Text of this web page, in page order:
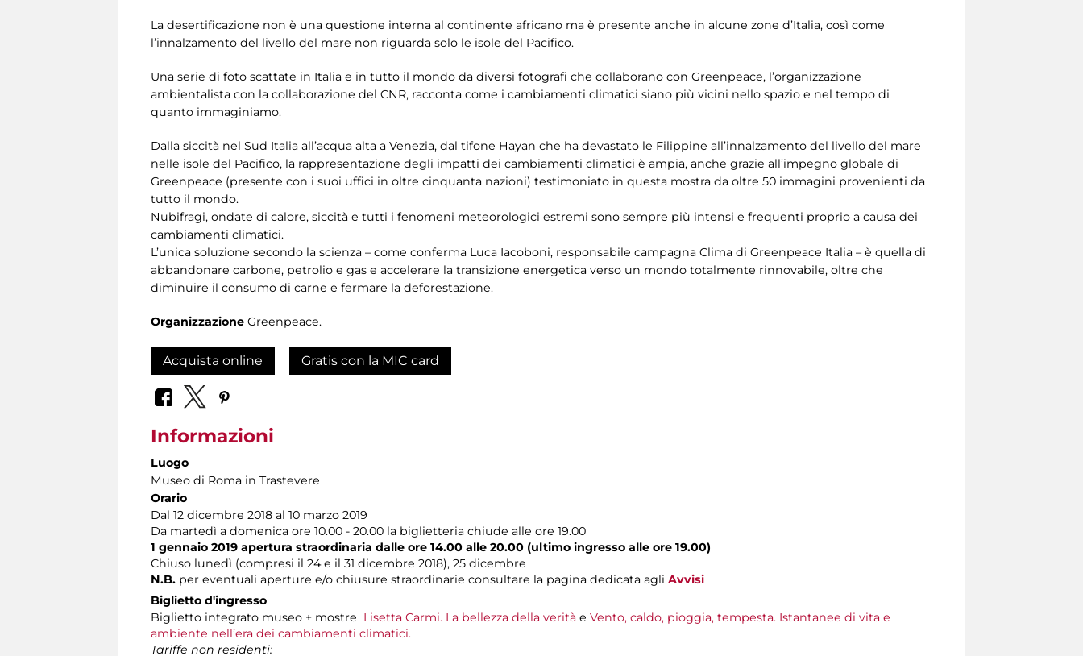
La desertificazione non è una questione interna al continente africano ma è presente anche in alcune zone d’Italia, così come
l’innalzamento del livello del mare non riguarda solo le isole del Pacifico.
Una serie di foto scattate in Italia e in tutto il mondo da diversi fotografi che collaborano con Greenpeace, l’organizzazione
ambientalista con la collaborazione del CNR, racconta come i cambiamenti climatici siano più vicini nello spazio e nel tempo di
quanto immaginiamo.
Dalla siccità nel Sud Italia all’acqua alta a Venezia, dal tifone Hayan che ha devastato le Filippine all’innalzamento del livello del mare
nelle isole del Pacifico, la rappresentazione degli impatti dei cambiamenti climatici è ampia, anche grazie all’impegno globale di
Greenpeace (presente con i suoi uffici in oltre cinquanta nazioni) testimoniato in questa mostra da oltre 50 immagini provenienti da
tutto il mondo.
Nubifragi, ondate di calore, siccità e tutti i fenomeni meteorologici estremi sono sempre più intensi e frequenti proprio a causa dei
cambiamenti climatici.
L’unica soluzione secondo la scienza – come conferma Luca Iacoboni, responsabile campagna Clima di Greenpeace Italia – è quella di
abbandonare carbone, petrolio e gas e accelerare la transizione energetica verso un mondo totalmente rinnovabile, oltre che
diminuire il consumo di carne e fermare la deforestazione.
Organizzazione Greenpeace.
Acquista online Gratis con la MIC card
Informazioni
Luogo
Museo di Roma in Trastevere
Orario
Dal 12 dicembre 2018 al 10 marzo 2019
Da martedì a domenica ore 10.00 - 20.00 la biglietteria chiude alle ore 19.00
1 gennaio 2019 apertura straordinaria dalle ore 14.00 alle 20.00 (ultimo ingresso alle ore 19.00)
Chiuso lunedì (compresi il 24 e il 31 dicembre 2018), 25 dicembre
N.B. per eventuali aperture e/o chiusure straordinarie consultare la pagina dedicata agli Avvisi
Biglietto d'ingresso
Biglietto integrato museo + mostre Lisetta Carmi. La bellezza della verità e Vento, caldo, pioggia, tempesta. Istantanee di vita e
ambiente nell’era dei cambiamenti climatici.
Tariffe non residenti: